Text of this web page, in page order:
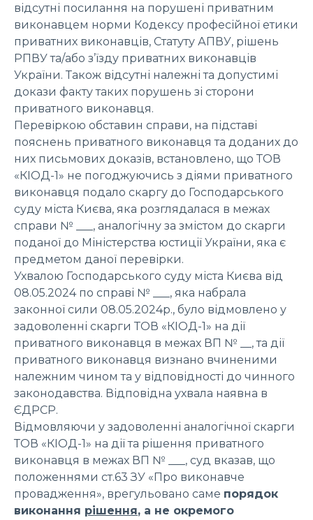
відсутні посилання на порушені приватним
виконавцем норми Кодексу професійної етики
приватних виконавців, Статуту АПВУ, рішень
РПВУ та/або з’їзду приватних виконавців
України. Також відсутні належні та допустимі
докази факту таких порушень зі сторони
приватного виконавця.
Перевіркою обставин справи, на підставі
пояснень приватного виконавця та доданих до
них письмових доказів, встановлено, що ТОВ
«КІОД-1» не погоджуючись з діями приватного
виконавця подало скаргу до Господарського
суду міста Києва, яка розглядалася в межах
справи № ___, аналогічну за змістом до скарги
поданої до Міністерства юстиції України, яка є
предметом даної перевірки.
Ухвалою Господарського суду міста Києва від
08.05.2024 по справі № ___, яка набрала
законної сили 08.05.2024р., було відмовлено у
задоволенні скарги ТОВ «КІОД-1» на дії
приватного виконавця в межах ВП № __, та дії
приватного виконавця визнано вчиненими
належним чином та у відповідності до чинного
законодавства. Відповідна ухвала наявна в
ЄДРСР.
Відмовляючи у задоволенні аналогічної скарги
ТОВ «КІОД-1» на дії та рішення приватного
виконавця в межах ВП № ___, суд вказав, що
положеннями ст.63 ЗУ «Про виконавче
провадження», врегульовано саме порядок
виконання рішення, а не окремого